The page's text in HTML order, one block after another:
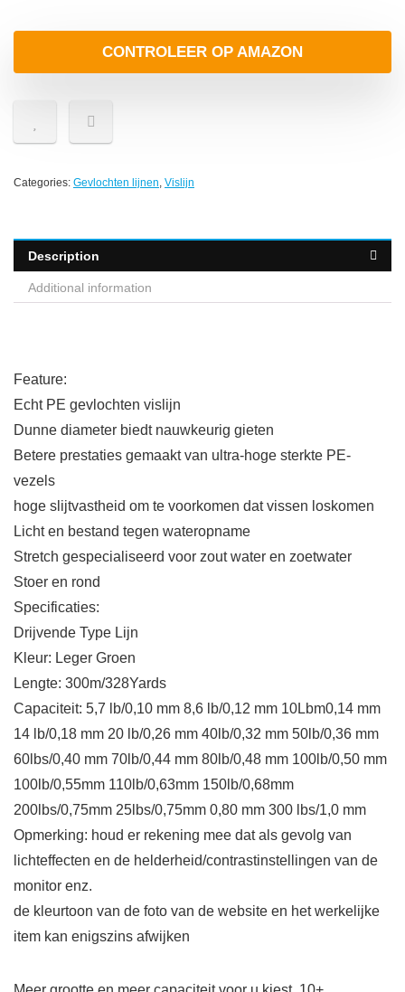
CONTROLEER OP AMAZON
Categories: Gevlochten lijnen, Vislijn
Description
Additional information
Feature:
Echt PE gevlochten vislijn
Dunne diameter biedt nauwkeurig gieten
Betere prestaties gemaakt van ultra-hoge sterkte PE-
vezels
hoge slijtvastheid om te voorkomen dat vissen loskomen
Licht en bestand tegen wateropname
Stretch gespecialiseerd voor zout water en zoetwater
Stoer en rond
Specificaties:
Drijvende Type Lijn
Kleur: Leger Groen
Lengte: 300m/328Yards
Capaciteit: 5,7 lb/0,10 mm 8,6 lb/0,12 mm 10Lbm0,14 mm
14 lb/0,18 mm 20 lb/0,26 mm 40lb/0,32 mm 50lb/0,36 mm
60lbs/0,40 mm 70lb/0,44 mm 80lb/0,48 mm 100lb/0,50 mm
100lb/0,55mm 110lb/0,63mm 150lb/0,68mm
200lbs/0,75mm 25lbs/0,75mm 0,80 mm 300 lbs/1,0 mm
Opmerking: houd er rekening mee dat als gevolg van
lichteffecten en de helderheid/contrastinstellingen van de
monitor enz.
de kleurtoon van de foto van de website en het werkelijke
item kan enigszins afwijken